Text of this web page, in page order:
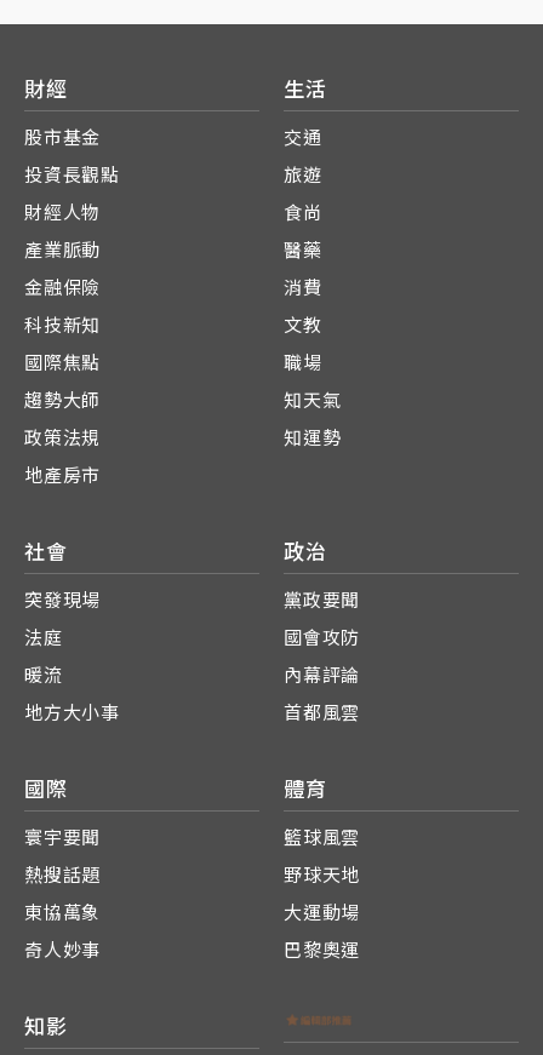
財經
股市基金
投資長觀點
財經人物
產業脈動
金融保險
科技新知
國際焦點
趨勢大師
政策法規
地產房市
生活
交通
旅遊
食尚
醫藥
消費
文教
職場
知天氣
知運勢
社會
突發現場
法庭
暖流
地方大小事
政治
黨政要聞
國會攻防
內幕評論
首都風雲
國際
寰宇要聞
熱搜話題
東協萬象
奇人妙事
體育
籃球風雲
野球天地
大運動場
巴黎奧運
知影